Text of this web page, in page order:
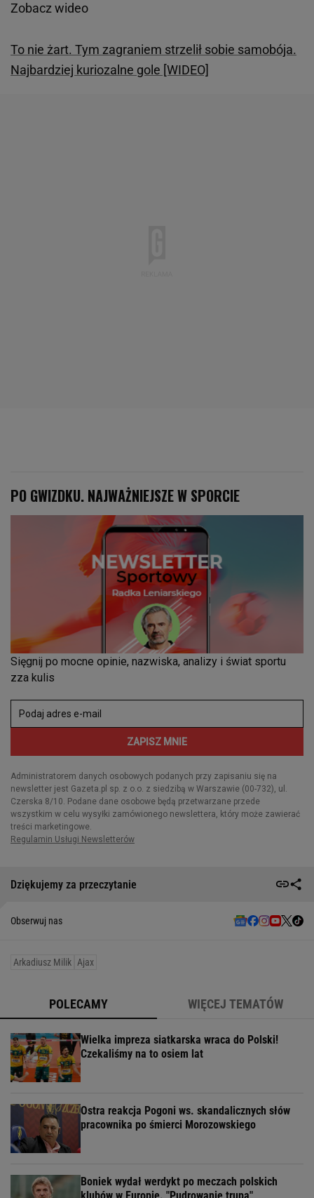
Zobacz wideo
To nie żart. Tym zagraniem strzelił sobie samobója.
Najbardziej kuriozalne gole [WIDEO]
Dziękujemy za przeczytanie
Obserwuj nas
Arkadiusz Milik Ajax
POLECAMY WIĘCEJ TEMATÓW
Wielka impreza siatkarska wraca do Polski!
Czekaliśmy na to osiem lat
Ostra reakcja Pogoni ws. skandalicznych słów
pracownika po śmierci Morozowskiego
Boniek wydał werdykt po meczach polskich